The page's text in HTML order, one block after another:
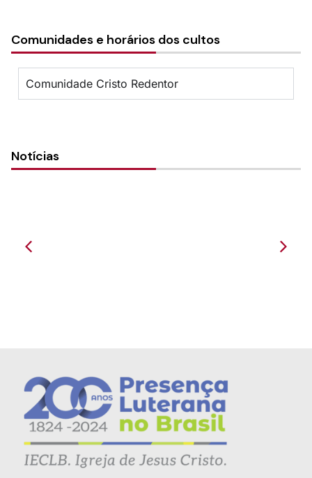
Comunidades e horários dos cultos
Comunidade Cristo Redentor
Notícias